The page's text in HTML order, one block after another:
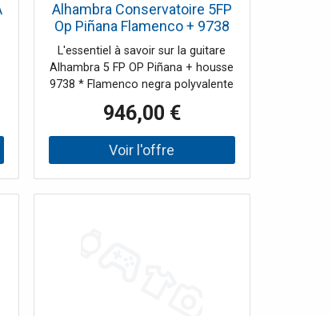
Alhambra Conservatoire 5FP
Op Piñana Flamenco + 9738
25mm Housse
L'essentiel à savoir sur la guitare
Alhambra 5 FP OP Piñana + housse
9738 * Flamenco negra polyvalente
Indes pour une réponse plus ronde
et une belle profondeur, tout en
conservant l'attaque flamenca. *
Table en cèdre rouge massif (rare
946,00 €